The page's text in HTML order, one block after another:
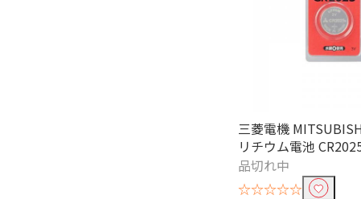
三菱電機
リチウム電池
品切れ中
☆☆☆☆☆
ディスクレーベルプリントで絞り
純正プリンターインクで絞り込む